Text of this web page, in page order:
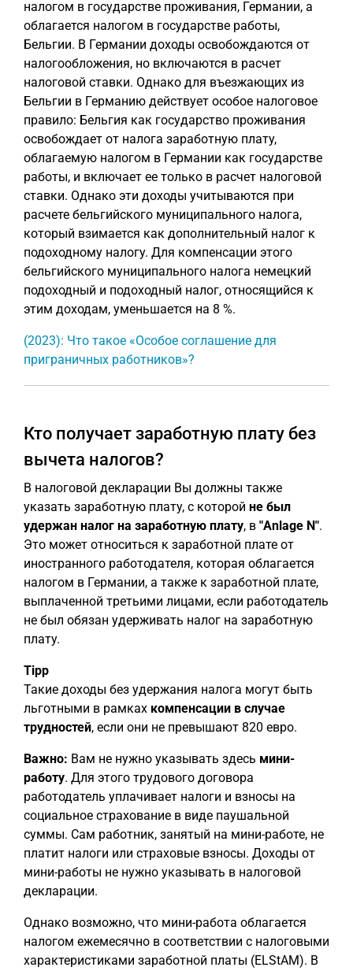
налогом в государстве проживания, Германии, а
облагается налогом в государстве работы,
Бельгии. В Германии доходы освобождаются от
налогообложения, но включаются в расчет
налоговой ставки. Однако для въезжающих из
Бельгии в Германию действует особое налоговое
правило: Бельгия как государство проживания
освобождает от налога заработную плату,
облагаемую налогом в Германии как государстве
работы, и включает ее только в расчет налоговой
ставки. Однако эти доходы учитываются при
расчете бельгийского муниципального налога,
который взимается как дополнительный налог к
подоходному налогу. Для компенсации этого
бельгийского муниципального налога немецкий
подоходный и подоходный налог, относящийся к
этим доходам, уменьшается на 8 %.
(2023): Что такое «Особое соглашение для
приграничных работников»?
Кто получает заработную плату без
вычета налогов?
В налоговой декларации Вы должны также
указать заработную плату, с которой не был
удержан налог на заработную плату, в "Anlage N".
Это может относиться к заработной плате от
иностранного работодателя, которая облагается
налогом в Германии, а также к заработной плате,
выплаченной третьими лицами, если работодатель
не был обязан удерживать налог на заработную
плату.
Tipp
Такие доходы без удержания налога могут быть
льготными в рамках компенсации в случае
трудностей, если они не превышают 820 евро.
Важно: Вам не нужно указывать здесь мини-
работу. Для этого трудового договора
работодатель уплачивает налоги и взносы на
социальное страхование в виде паушальной
суммы. Сам работник, занятый на мини-работе, не
платит налоги или страховые взносы. Доходы от
мини-работы не нужно указывать в налоговой
декларации.
Однако возможно, что мини-работа облагается
налогом ежемесячно в соответствии с налоговыми
характеристиками заработной платы (ELStAM). В